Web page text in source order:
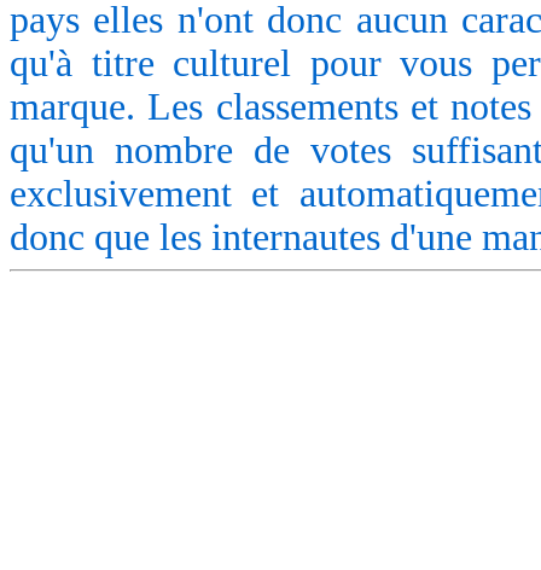
pays elles n'ont donc aucun
qu'à titre culturel pour vous
marque. Les classements et
qu'un nombre de votes
exclusivement et
donc que les internautes d'une